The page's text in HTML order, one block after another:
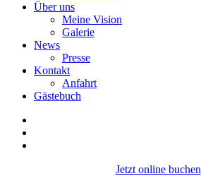
Über uns
Meine Vision
Galerie
News
Presse
Kontakt
Anfahrt
Gästebuch
Jetzt online buchen